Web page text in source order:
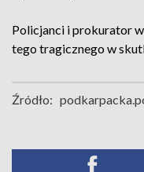
Policjanci i prokurator
tego tragicznego w
Źródło: